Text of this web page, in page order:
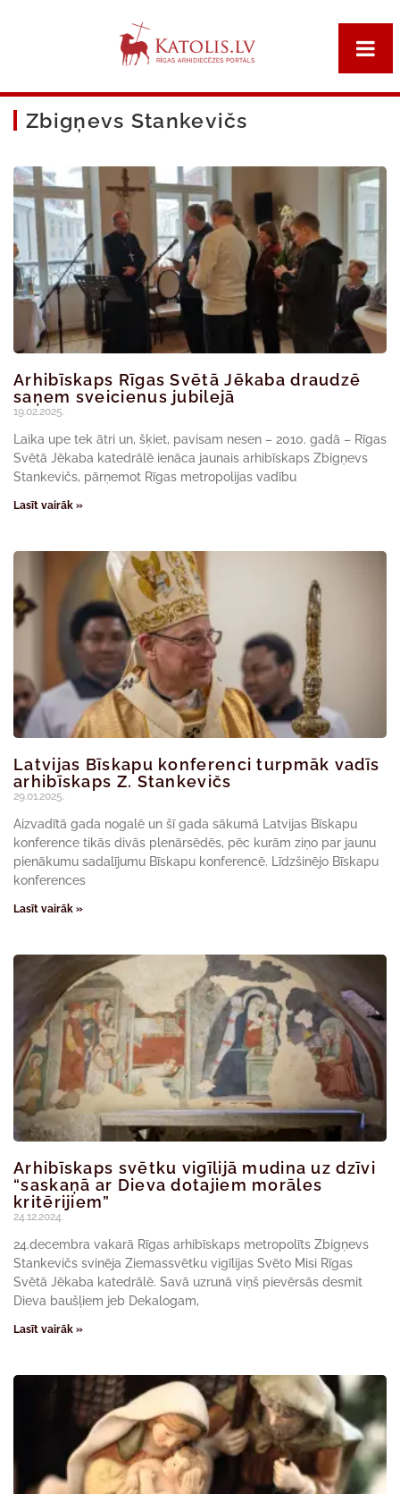
Zbigņevs Stankevičs
Arhibīskaps Rīgas Svētā Jēkaba draudzē
saņem sveicienus jubilejā
19.02.2025.
Laika upe tek ātri un, šķiet, pavisam nesen – 2010. gadā – Rīgas
Svētā Jēkaba katedrālē ienāca jaunais arhibīskaps Zbigņevs
Stankevičs, pārņemot Rīgas metropolijas vadību
Lasīt vairāk »
Latvijas Bīskapu konferenci turpmāk vadīs
arhibīskaps Z. Stankevičs
29.01.2025.
Aizvadītā gada nogalē un šī gada sākumā Latvijas Bīskapu
konference tikās divās plenārsēdēs, pēc kurām ziņo par jaunu
pienākumu sadalījumu Bīskapu konferencē. Līdzšinējo Bīskapu
konferences
Lasīt vairāk »
Arhibīskaps svētku vigīlijā mudina uz dzīvi
“saskaņā ar Dieva dotajiem morāles
kritērijiem”
24.12.2024.
24.decembra vakarā Rīgas arhibīskaps metropolīts Zbigņevs
Stankevičs svinēja Ziemassvētku vigīlijas Svēto Misi Rīgas
Svētā Jēkaba katedrālē. Savā uzrunā viņš pievērsās desmit
Dieva baušļiem jeb Dekalogam,
Lasīt vairāk »